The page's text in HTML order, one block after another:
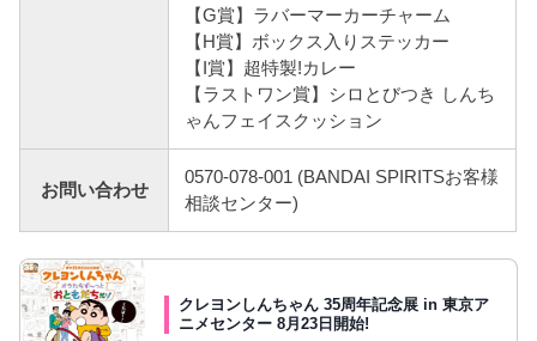
【G賞】ラバーマーカーチャーム
【H賞】ボックス入りステッカー
【I賞】超特製!カレー
【ラストワン賞】シロとびつき しんち
ゃんフェイスクッション
お問い合わせ
0570-078-001 (BANDAI SPIRITSお客様
相談センター)
クレヨンしんちゃん 35周年記念展 in 東京ア
ニメセンター 8月23日開始!